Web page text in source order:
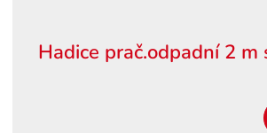
Hadice prač.odpadní 2 m